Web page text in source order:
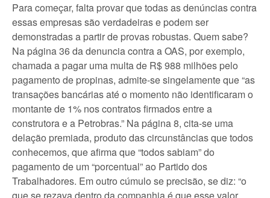
Para começar, falta provar que todas as denúncias contra
essas empresas são verdadeiras e podem ser
demonstradas a partir de provas robustas. Quem sabe?
Na página 36 da denuncia contra a OAS, por exemplo,
chamada a pagar uma multa de R$ 988 milhões pelo
pagamento de propinas, admite-se singelamente que “as
transações bancárias até o momento não identificaram o
montante de 1% nos contratos firmados entre a
construtora e a Petrobras.” Na página 8, cita-se uma
delação premiada, produto das circunstâncias que todos
conhecemos, que afirma que “todos sabiam” do
pagamento de um “porcentual” ao Partido dos
Trabalhadores. Em outro cúmulo se precisão, se diz: “o